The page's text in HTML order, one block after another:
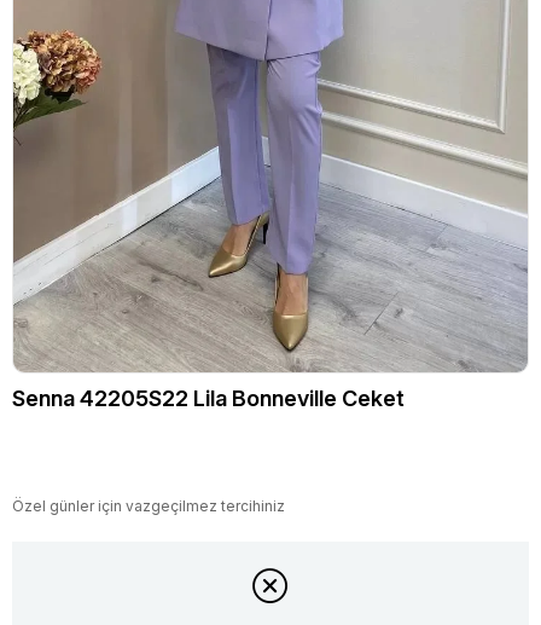
Senna 42205S22 Lila Bonneville Ceket
Özel günler için vazgeçilmez tercihiniz